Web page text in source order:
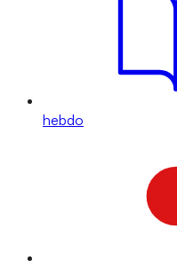
hebdo